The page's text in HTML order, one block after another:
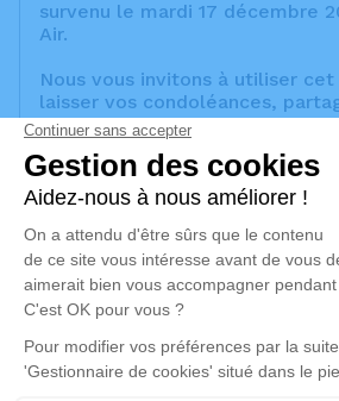
survenu le mardi 17 décembre
Air.
Nous vous invitons à utiliser
laisser vos condoléances,
souvenirs, une anecdote ou
pensées à travers des poèmes
Cet endroit est un lieu
honorer la mémoire de Colette
Un service de plantation d’arbre
disponible ici.